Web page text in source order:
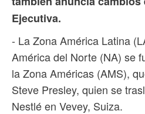
Ejecutiva.
- La Zona América Latina
América del Norte (NA) se
la Zona Américas (AMS),
Steve Presley, quien se
Nestlé en Vevey, Suiza.